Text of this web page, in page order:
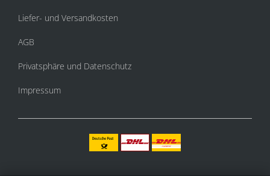
Liefer- und Versandkosten
AGB
Privatsphäre und Datenschutz
Impressum